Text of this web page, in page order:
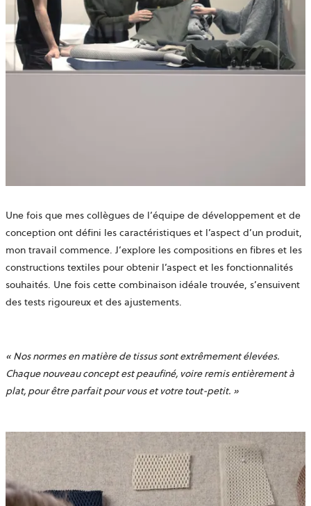
Une fois que mes collègues de l’équipe de développement et de
conception ont défini les caractéristiques et l’aspect d’un produit,
mon travail commence. J’explore les compositions en fibres et les
constructions textiles pour obtenir l’aspect et les fonctionnalités
souhaités. Une fois cette combinaison idéale trouvée, s’ensuivent
des tests rigoureux et des ajustements.
« Nos normes en matière de tissus sont extrêmement élevées.
Chaque nouveau concept est peaufiné, voire remis entièrement à
plat, pour être parfait pour vous et votre tout-petit. »